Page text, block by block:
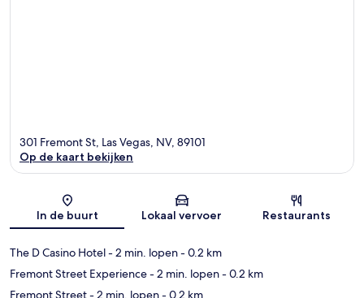
Kaart
301 Fremont St, Las Vegas, NV, 89101
Op de kaart bekijken
In de buurt Lokaal vervoer Restaurants
The D Casino Hotel- 2 min. lopen- 0.2 km
Fremont Street Experience- 2 min. lopen- 0.2 km
Fremont Street- 2 min. lopen- 0.2 km